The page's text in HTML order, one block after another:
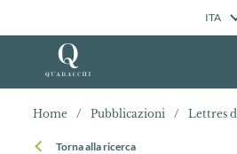
ITA
Home / Pubblicazioni /
Torna alla ricerca